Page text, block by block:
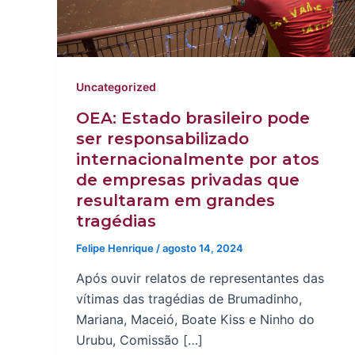
Uncategorized
OEA: Estado brasileiro pode
ser responsabilizado
internacionalmente por atos
de empresas privadas que
resultaram em grandes
tragédias
Felipe Henrique /agosto 14, 2024
Após ouvir relatos de representantes das
vítimas das tragédias de Brumadinho,
Mariana, Maceió, Boate Kiss e Ninho do
Urubu, Comissão […]